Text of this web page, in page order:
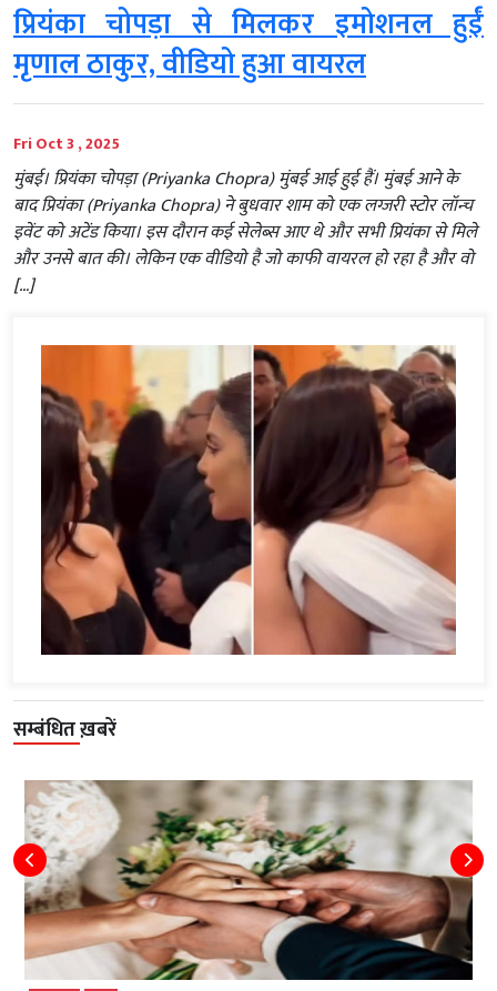
प्रियंका चोपड़ा से मिलकर इमोशनल हुईं
मृणाल ठाकुर, वीडियो हुआ वायरल
Fri Oct 3 , 2025
मुंबई। प्रियंका चोपड़ा (Priyanka Chopra) मुंबई आई हुई हैं। मुंबई आने के
बाद प्रियंका (Priyanka Chopra) ने बुधवार शाम को एक लग्जरी स्टोर लॉन्च
इवेंट को अटेंड किया। इस दौरान कई सेलेब्स आए थे और सभी प्रियंका से मिले
और उनसे बात की। लेकिन एक वीडियो है जो काफी वायरल हो रहा है और वो
[…]
सम्बंधित ख़बरें